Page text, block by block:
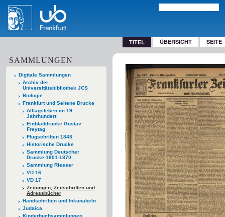
TITEL ÜBERSICHT SEITE
SAMMLUNGEN
Digitale Sammlungen
Archiv der
Universitätsbibliothek JCS
Biologie
Frankfurt und Seltene Drucke
Alltagsleben im 19.
Jahrhundert
Einblattdrucke Gustav
Freytag
Flugschriften 1848
Historische Drucke
Sammlung Deutscher
Drucke 1801-1870
Sammlung Riesser
VD 16
VD 17
Zeitungen, Zeitschriften und
Adressbücher
Handschriften und Inkunabeln
Judaica
Kinderbuchsammlungen